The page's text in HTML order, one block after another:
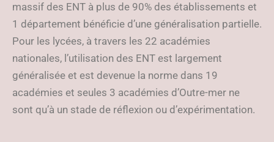
massif des ENT à plus de 90% des établissements et
1 département bénéficie d’une généralisation partielle.
Pour les lycées, à travers les 22 académies
nationales, l’utilisation des ENT est largement
généralisée et est devenue la norme dans 19
académies et seules 3 académies d’Outre-mer ne
sont qu’à un stade de réflexion ou d’expérimentation.